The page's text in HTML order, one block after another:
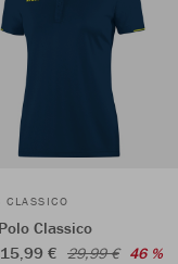
CLASSICO
Classico
€ 29,99 € 46 %